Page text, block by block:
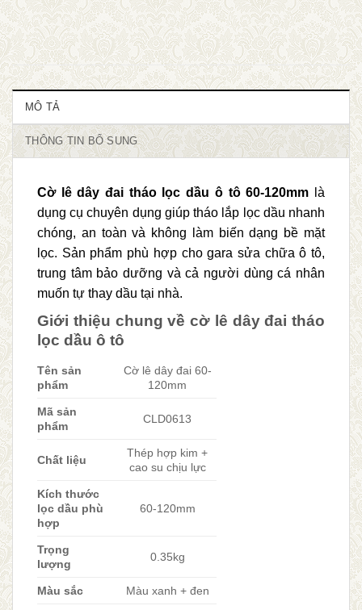
MÔ TẢ
THÔNG TIN BỔ SUNG
Cờ lê dây đai tháo lọc dầu ô tô 60-120mm là
dụng cụ chuyên dụng giúp tháo lắp lọc dầu nhanh
chóng, an toàn và không làm biến dạng bề mặt
lọc. Sản phẩm phù hợp cho gara sửa chữa ô tô,
trung tâm bảo dưỡng và cả người dùng cá nhân
muốn tự thay dầu tại nhà.
Giới thiệu chung về cờ lê dây đai tháo
lọc dầu ô tô
Tên sản
phẩm
Cờ lê dây đai 60-
120mm
Mã sản
phẩm
CLD0613
Chất liệu
Thép hợp kim +
cao su chịu lực
Kích thước
lọc dầu phù
hợp
60-120mm
Trọng
lượng
0.35kg
Màu sắc Màu xanh + đen